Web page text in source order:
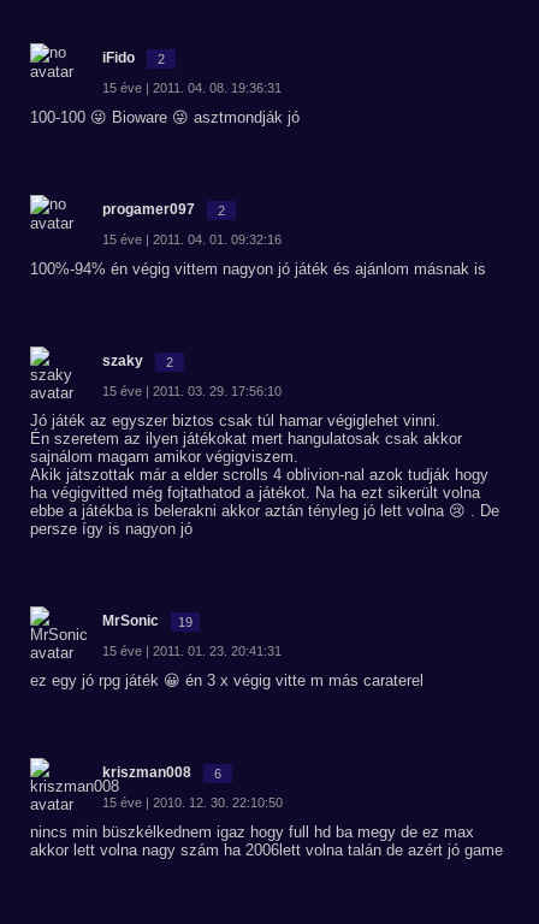
iFido 2
15 éve | 2011. 04. 08. 19:36:31
100-100 😜 Bioware 😜 asztmondják jó
progamer097 2
15 éve | 2011. 04. 01. 09:32:16
100%-94% én végig vittem nagyon jó játék és ajánlom másnak is
szaky 2
15 éve | 2011. 03. 29. 17:56:10
Jó játék az egyszer biztos csak túl hamar végiglehet vinni.
Én szeretem az ilyen játékokat mert hangulatosak csak akkor
sajnálom magam amikor végigviszem.
Akik játszottak már a elder scrolls 4 oblivion-nal azok tudják hogy
ha végigvitted még fojtathatod a játékot. Na ha ezt sikerült volna
ebbe a játékba is belerakni akkor aztán tényleg jó lett volna 😢 . De
persze így is nagyon jó
MrSonic 19
15 éve | 2011. 01. 23. 20:41:31
ez egy jó rpg játék 😀 én 3 x végig vitte m más caraterel
kriszman008 6
15 éve | 2010. 12. 30. 22:10:50
nincs min büszkélkednem igaz hogy full hd ba megy de ez max
akkor lett volna nagy szám ha 2006lett volna talán de azért jó game